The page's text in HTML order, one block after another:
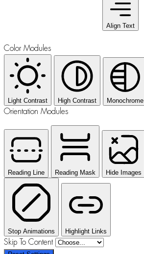
Align Text
Color Modules
Light Contrast High Contrast Monochrome
Orientation Modules
Reading Line Reading Mask Hide Images
Stop Animations Highlight Links
Skip To Content